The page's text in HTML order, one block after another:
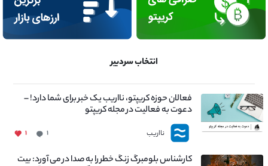
انتخاب سردبیر
فعالان حوزه کریپتو، نااریب یک خبر برای شما دارد! –
دعوت به فعالیت در مجله کریپتو
نااریب ۱ ۱
کارشناس بلومبرگ زنگ خطر را به صدا در می آورد: بیت